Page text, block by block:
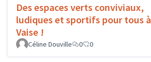
Des espaces verts conviviaux,
ludiques et sportifs pour tous à
Vaise !
Céline Douville 0 0